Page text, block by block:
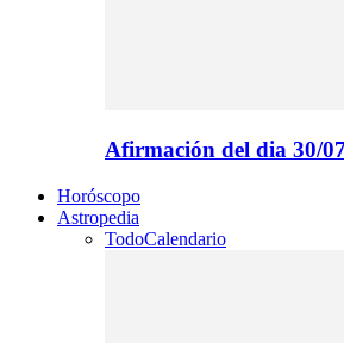
Afirmación del dia 30/
Horóscopo
Astropedia
TodoCalendario